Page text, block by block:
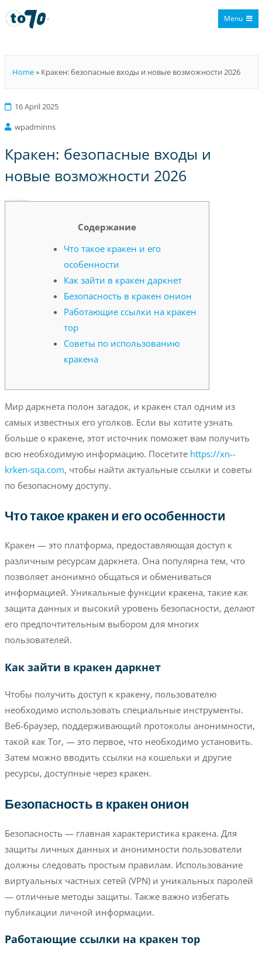
Menu
Home» Кракен: безопасные входы и новые возможности 2026
16 April 2025
wpadminns
Кракен: безопасные входы и
новые возможности 2026
Содержание
Что такое кракен и его
особенности
Как зайти в кракен даркнет
Безопасность в кракен онион
Работающие ссылки на кракен
тор
Советы по использованию
кракена
Мир даркнета полон загадок, и кракен стал одним из
самых известных его уголков. Если вы хотите узнать
больше о кракене, этот источник поможет вам получить
всю необходимую информацию. Посетите https://xn--
krken-sqa.com, чтобы найти актуальные ссылки и советы
по безопасному доступу.
Что такое кракен и его особенности
Кракен — это платформа, предоставляющая доступ к
различным ресурсам даркнета. Она популярна тем, что
позволяет анонимно общаться и обмениваться
информацией. Уникальные функции кракена, такие как
защита данных и высокий уровень безопасности, делают
его предпочтительным выбором для многих
пользователей.
Как зайти в кракен даркнет
Чтобы получить доступ к кракену, пользователю
необходимо использовать специальные инструменты.
Веб-браузер, поддерживающий протоколы анонимности,
такой как Tor, — это первое, что необходимо установить.
Затем можно вводить ссылки на кошельки и другие
ресурсы, доступные через кракен.
Безопасность в кракен онион
Безопасность — главная характеристика кракена. Для
защиты личных данных и анонимности пользователи
должны следовать простым правилам. Использование
виртуальных частных сетей (VPN) и уникальных паролей
— отличные методы защиты. Также важно избегать
публикации личной информации.
Работающие ссылки на кракен тор